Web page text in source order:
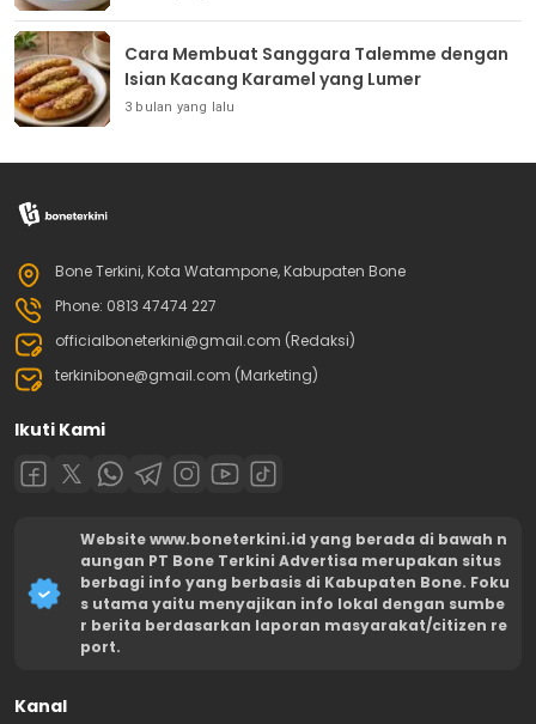
Cara Membuat Sanggara Talemme dengan
Isian Kacang Karamel yang Lumer
3 bulan yang lalu
Bone Terkini, Kota Watampone, Kabupaten Bone
Phone: 0813 47474 227
officialboneterkini@gmail.com (Redaksi)
terkinibone@gmail.com (Marketing)
Ikuti Kami
Website www.boneterkini.id yang berada di bawah n
aungan PT Bone Terkini Advertisa merupakan situs
berbagi info yang berbasis di Kabupaten Bone. Foku
s utama yaitu menyajikan info lokal dengan sumbe
r berita berdasarkan laporan masyarakat/citizen re
port.
Kanal